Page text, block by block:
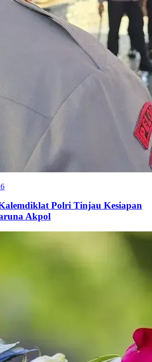
Polri Tinjau Kesiapan
Akpol